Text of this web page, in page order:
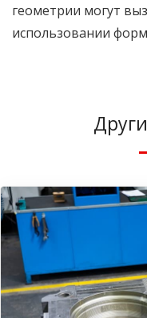
геометрии могут
использовании